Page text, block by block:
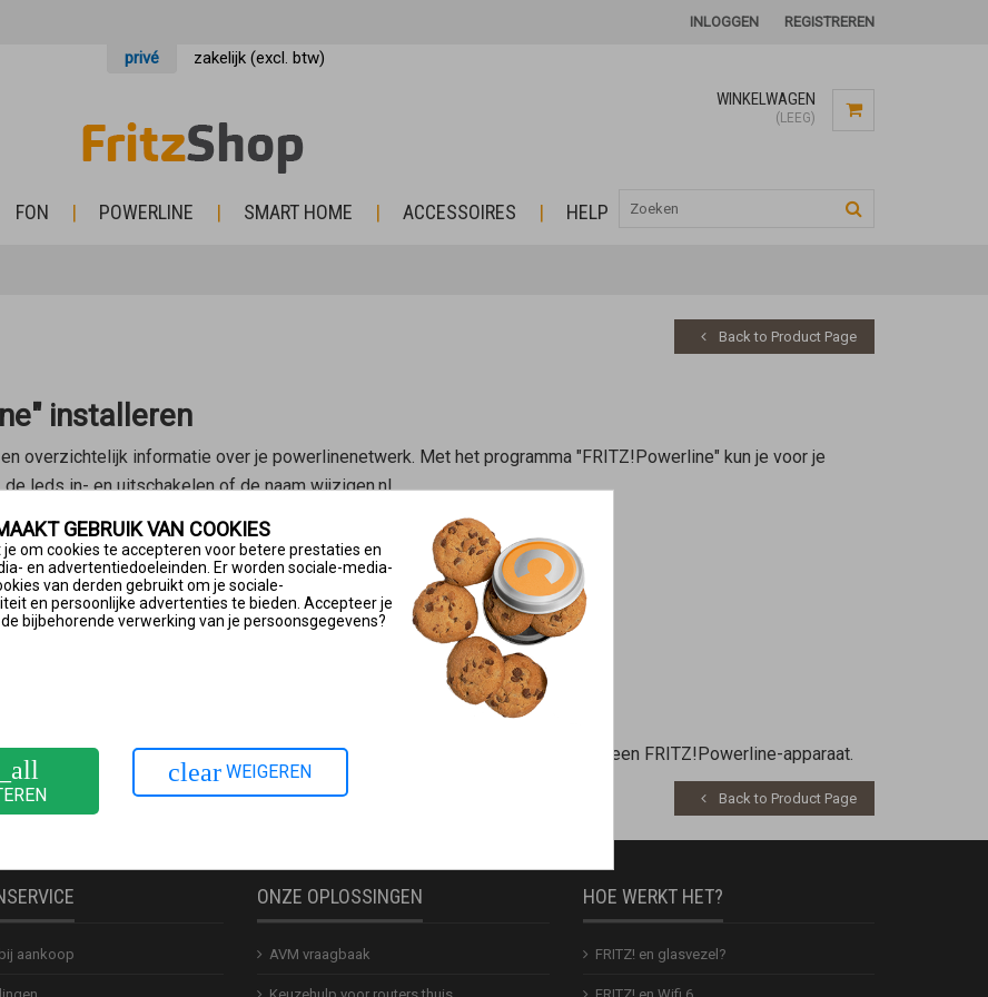
INLOGGEN REGISTREREN
privé zakelijk (excl. btw)
WINKELWAGEN
(LEEG)
FON POWERLINE SMART HOME ACCESSOIRES HELP
Back to Product Page
installeren
overzichtelijk informatie over je powerlinenetwerk. Met het programma "FRITZ!Powerline" kun je voor je
leds in- en uitschakelen of de naam wijzigen.nl
of macOS 13, macOS 12 of macOS 11 geïnstalleerd.
negen powerlineapparaten worden weergegeven.
en installeren
fritzpowerline/tools/fritzpowerline/
het besturingssysteem van je computer.
een computer die via de FRITZ!Box via een netwerkkabel is verbonden met een FRITZ!Powerline-apparaat.
Back to Product Page
aankoop
ONZE OPLOSSINGEN
AVM vraagbaak
HOE WERKT HET?
FRITZ! en glasvezel?
GEBRUIK VAN COOKIES
je om cookies te accepteren voor betere prestaties en
en advertentiedoeleinden. Er worden sociale-media-
van derden gebruikt om je sociale-
en persoonlijke advertenties te bieden. Accepteer je
bijbehorende verwerking van je persoonsgegevens?
clear WEIGEREN